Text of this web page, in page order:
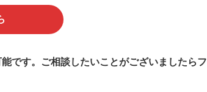
です。ご相談したいことがございましたらフ